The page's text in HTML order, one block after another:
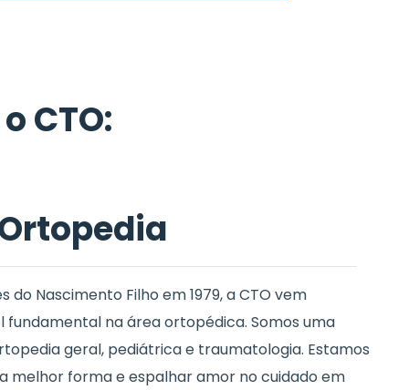
CTO:
do Nascimento Filho em 1979, a CTO vem
na área ortopédica. Somos uma
geral, pediátrica e traumatologia. Estamos
melhor forma e espalhar amor no cuidado em